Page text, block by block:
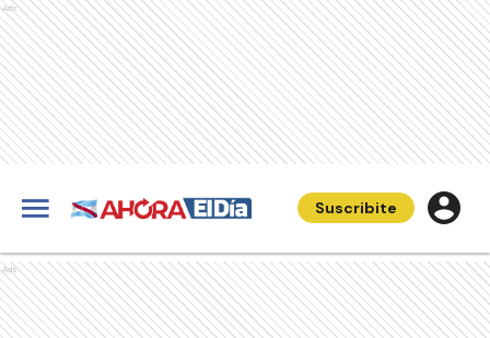
Ads
Suscribite
Ads